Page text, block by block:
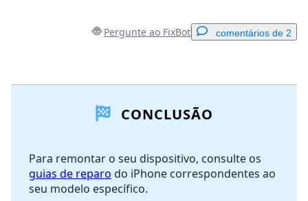
Pergunte ao FixBot comentários de 2
Cancelar Postar comentário
CONCLUSÃO
Para remontar o seu dispositivo, consulte os
guias de reparo do iPhone correspondentes ao
seu modelo específico.